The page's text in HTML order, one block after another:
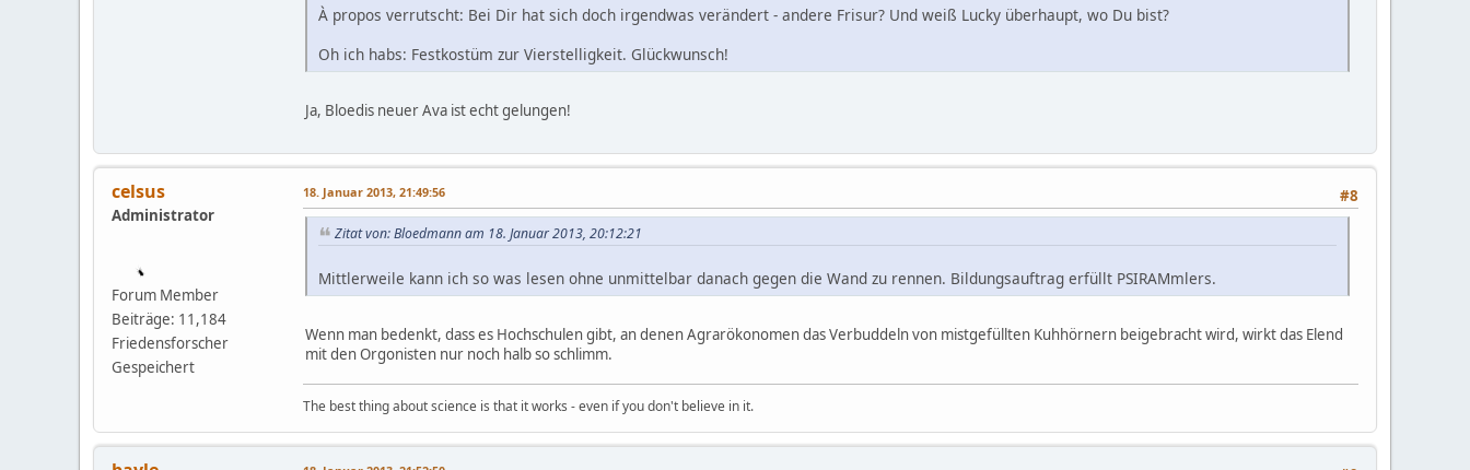
À propos verrutscht: Bei Dir hat sich doch irgendwas verändert - andere Frisur? Und weiß Lucky überhaupt, wo Du bist?
Oh ich habs: Festkostüm zur Vierstelligkeit. Glückwunsch!
Ja, Bloedis neuer Ava ist echt gelungen!
celsus
Administrator
Forum Member
Beiträge: 11,184
Friedensforscher
Gespeichert
#8
18. Januar 2013, 21:49:56
Zitat von: Bloedmann am 18. Januar 2013, 20:12:21
Mittlerweile kann ich so was lesen ohne unmittelbar danach gegen die Wand zu rennen. Bildungsauftrag erfüllt PSIRAMmlers.
Wenn man bedenkt, dass es Hochschulen gibt, an denen Agrarökonomen das Verbuddeln von mistgefüllten Kuhhörnern beigebracht wird, wirkt das Elend
mit den Orgonisten nur noch halb so schlimm.
The best thing about science is that it works - even if you don't believe in it.